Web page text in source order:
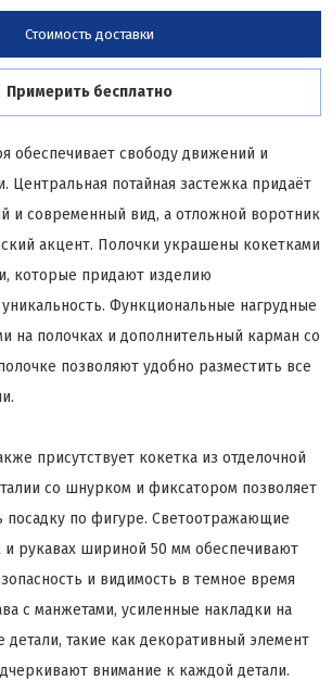
Стоимость доставки
Примерить бесплатно
обеспечивает свободу движений и
Центральная потайная застежка придаёт
и современный вид, а отложной воротник
акцент. Полочки украшены кокетками
которые придают изделию
Функциональные нагрудные
на полочках и дополнительный карман со
позволяют удобно разместить все
присутствует кокетка из отделочной
со шнурком и фиксатором позволяет
посадку по фигуре. Светоотражающие
и рукавах шириной 50 мм обеспечивают
и видимость в темное время
с манжетами, усиленные накладки на
детали, такие как декоративный элемент
внимание к каждой детали.